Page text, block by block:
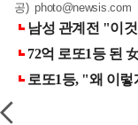
공)photo@newsis.com